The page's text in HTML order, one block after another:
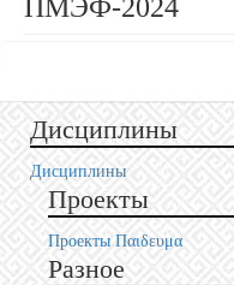
ПМЭФ-2024
Дисциплины
Дисциплины
Проекты
Проекты Пαιδευμα
Разное